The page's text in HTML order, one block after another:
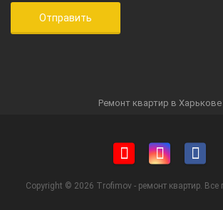
Ремонт квартир в Харькове
Copyright © 2026 Trofimov - ремонт квартир. Все